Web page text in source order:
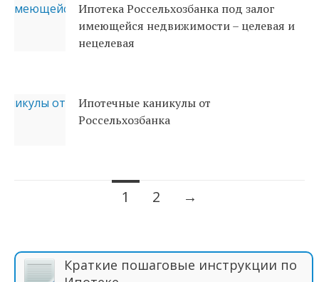
Ипотека Россельхозбанка под залог
имеющейся недвижимости – целевая и
нецелевая
Ипотечные каникулы от
Россельхозбанка
1 2 →
Краткие пошаговые инструкции по